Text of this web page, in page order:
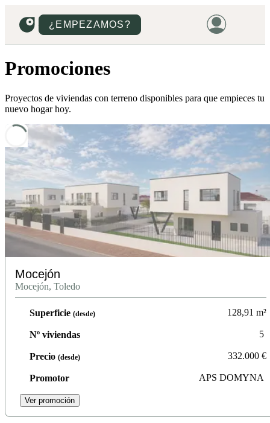
¿EMPEZAMOS?
PROMOCIONES
PROYECTOS
PRECIOS
Promociones
Proyectos de viviendas con terreno disponibles para que empieces tu
nuevo hogar hoy.
Mocejón
Mocejón, Toledo
Superficie (desde) 128,91 m²
Nº viviendas 5
Precio (desde) 332.000 €
Promotor APS DOMYNA
Ver promoción